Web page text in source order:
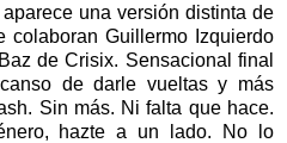
una versión distinta de
colaboran Guillermo Izquierdo
de Crisix. Sensacional final
de darle vueltas y más
Sin más. Ni falta que hace.
hazte a un lado. No lo